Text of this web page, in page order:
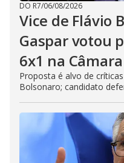
DO R7/06/08/2026
Vice de Flávio
Gaspar votou
6x1 na Câmara
Proposta é alvo de
Bolsonaro; candidato